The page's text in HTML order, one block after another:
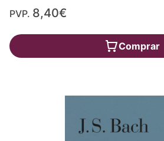
PVP. 8,40€
Comprar